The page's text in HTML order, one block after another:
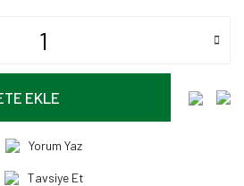
EKLE
Yorum Yaz
Tavsiye Et